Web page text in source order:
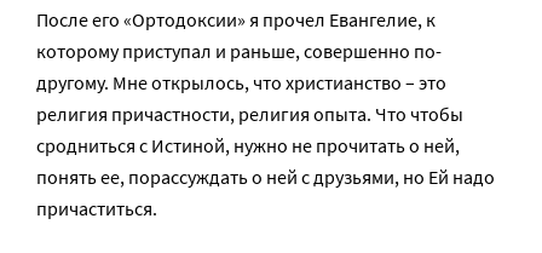
После его «Ортодоксии» я прочел Евангелие, к
которому приступал и раньше, совершенно по-
другому. Мне открылось, что христианство – это
религия причастности, религия опыта. Что чтобы
сродниться с Истиной, нужно не прочитать о ней,
понять ее, порассуждать о ней с друзьями, но Ей надо
причаститься.